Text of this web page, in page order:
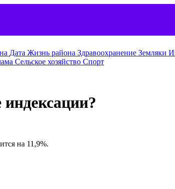
Дата Жизнь района Здравоохранение Земляки
Сельское хозяйство Спорт
на 11,9%.